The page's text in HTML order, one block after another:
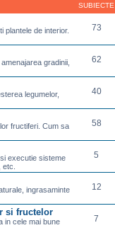
SUBIECTE
plantele de interior.
73
gradinii,
62
legumelor,
40
fructiferi. Cum sa
58
executie sisteme
5
ingrasaminte
12
si fructelor
in cele mai bune
7